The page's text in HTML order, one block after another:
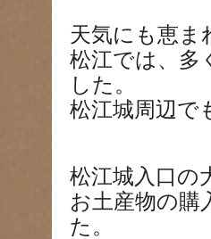
天気にも恵ま
松江では、多
した。
松江城周辺で
松江城入口の
お土産物の購
た。